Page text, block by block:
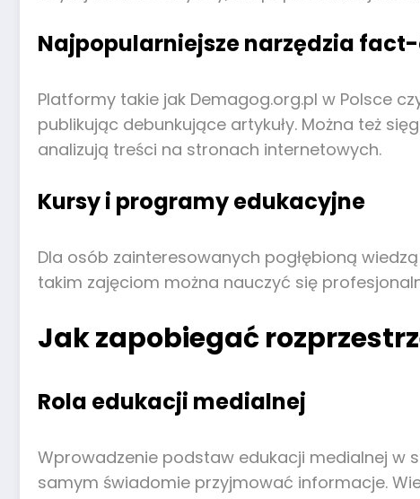
Najpopularniejsze narzędzia
Platformy takie jak Demagog.org.pl w Polsce
publikując debunkujące artykuły. Można też
analizują treści na stronach internetowych.
Kursy i programy edukacyjne
Dla osób zainteresowanych pogłębioną
takim zajęciom można nauczyć się
Jak zapobiegać
Rola edukacji medialnej
Wprowadzenie podstaw edukacji medialnej w
samym świadomie przyjmować informacje.